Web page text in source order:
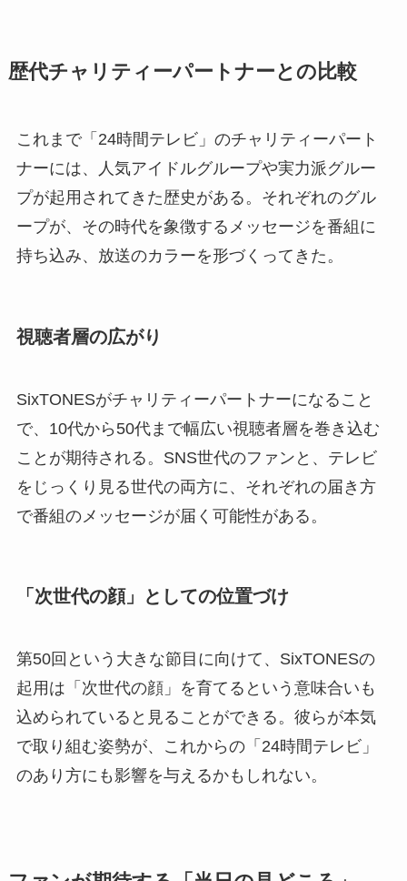
歴代チャリティーパートナーとの比較
これまで「24時間テレビ」のチャリティーパート
ナーには、人気アイドルグループや実力派グルー
プが起用されてきた歴史がある。それぞれのグル
ープが、その時代を象徴するメッセージを番組に
持ち込み、放送のカラーを形づくってきた。
視聴者層の広がり
SixTONESがチャリティーパートナーになること
で、10代から50代まで幅広い視聴者層を巻き込む
ことが期待される。SNS世代のファンと、テレビ
をじっくり見る世代の両方に、それぞれの届き方
で番組のメッセージが届く可能性がある。
「次世代の顔」としての位置づけ
第50回という大きな節目に向けて、SixTONESの
起用は「次世代の顔」を育てるという意味合いも
込められていると見ることができる。彼らが本気
で取り組む姿勢が、これからの「24時間テレビ」
のあり方にも影響を与えるかもしれない。